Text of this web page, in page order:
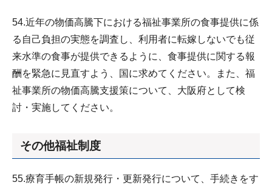
54.近年の物価高騰下における福祉事業所の食事提供に係
る自己負担の実態を調査し、利用者に転嫁しないでも従
来水準の食事が提供できるように、食事提供に関する報
酬を緊急に見直すよう、国に求めてください。また、福
祉事業所の物価高騰支援策について、大阪府として検
討・実施してください。
その他福祉制度
55.療育手帳の新規発行・更新発行について、手続きをす